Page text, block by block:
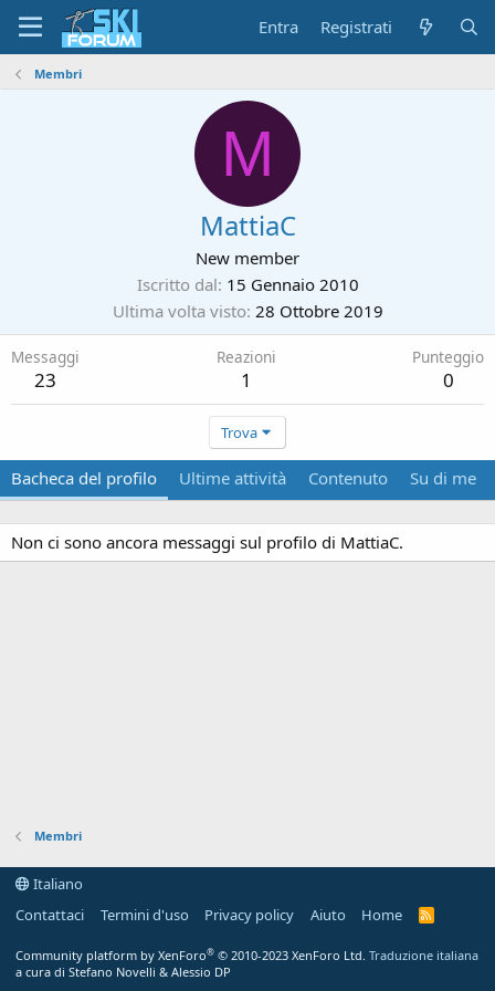
Entra Registrati
Membri
M
MattiaC
New member
Iscritto dal 15 Gennaio 2010
Ultima volta visto 28 Ottobre 2019
Messaggi
23
Reazioni
1
Punteggio
0
Trova
Bacheca del profilo Ultime attività Contenuto Su di me
Non ci sono ancora messaggi sul profilo di MattiaC.
Membri
Italiano
Contattaci
Termini d'uso Privacy policy Aiuto Home
R
Community platform by XenForo® © 2010-2023 XenForo Ltd. Traduzione italiana
a cura di Stefano Novelli & Alessio DP